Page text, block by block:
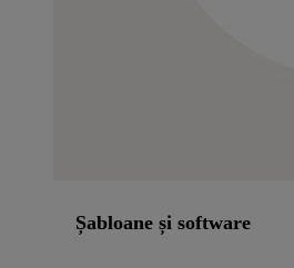
Șabloane și software